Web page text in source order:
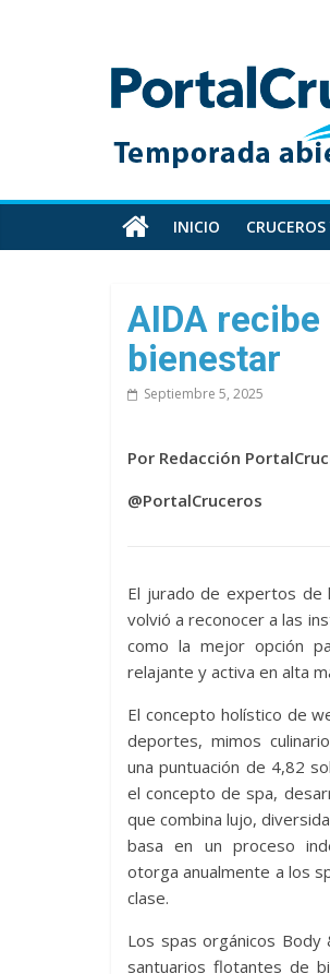
Toda
información
cruceros
en
un
sitio
INICIO
AIDA
bienestar
Septiembre 5, 2025
Por Redacción
@PortalCruceros
El jurado de expertos de
volvió a reconocer a las
como la mejor opción
relajante y activa en alta
El concepto holístico de
deportes, mimos
una puntuación de 4,82
el concepto de spa,
que combina lujo,
basa en un proceso
otorga anualmente a los
clase.
Los spas orgánicos
santuarios flotantes de